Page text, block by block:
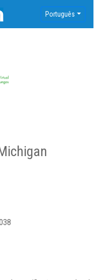
Português